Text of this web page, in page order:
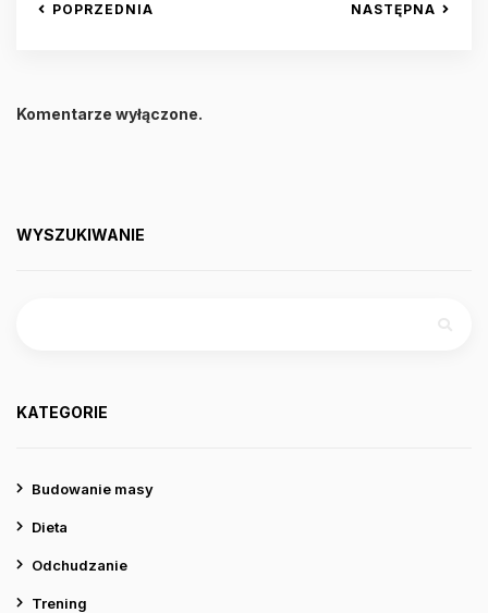
POPRZEDNIA NASTĘPNA
Komentarze wyłączone.
WYSZUKIWANIE
KATEGORIE
Budowanie masy
Dieta
Odchudzanie
Trening